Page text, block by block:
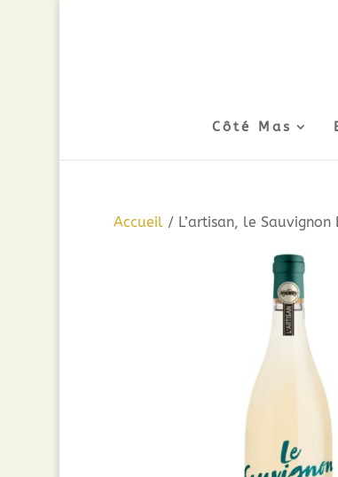
Côté Mas
Accueil/ L’artisan, le Sauvignon